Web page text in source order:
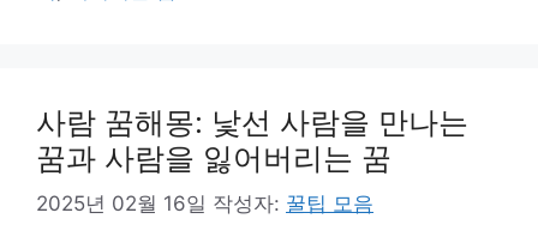
사람 꿈해몽: 낯선 사람을 만나는
꿈과 사람을 잃어버리는 꿈
2025년 02월 16일 작성자: 꿀팁 모음